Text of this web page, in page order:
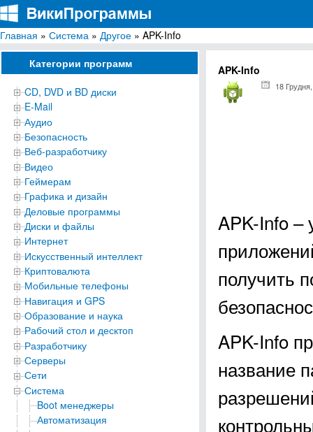
ВикиПрограммы
Энциклопедия бесплатных компьютерных программ для Windows
Главная » Система » Другое » APK-Info
Категории программ
CD, DVD и BD диски
E-Mail
Аудио
Безопасность
Веб-разработчику
Видео
Геймерам
Графика и дизайн
Деловые программы
Диски и файлы
Интернет
Искусственный интеллект
Криптовалюта
Мобильные телефоны
Навигация и GPS
Образование и наука
Рабочий стол и десктоп
Разработчику
Серверы
Сети
Система
Boot менеджеры
Автоматизация
APK-Info
18
APK-Info –
получить
APK-Info
название